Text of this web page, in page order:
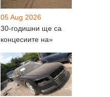
05 Aug 2026
30-годишни ще са
концесиите на»